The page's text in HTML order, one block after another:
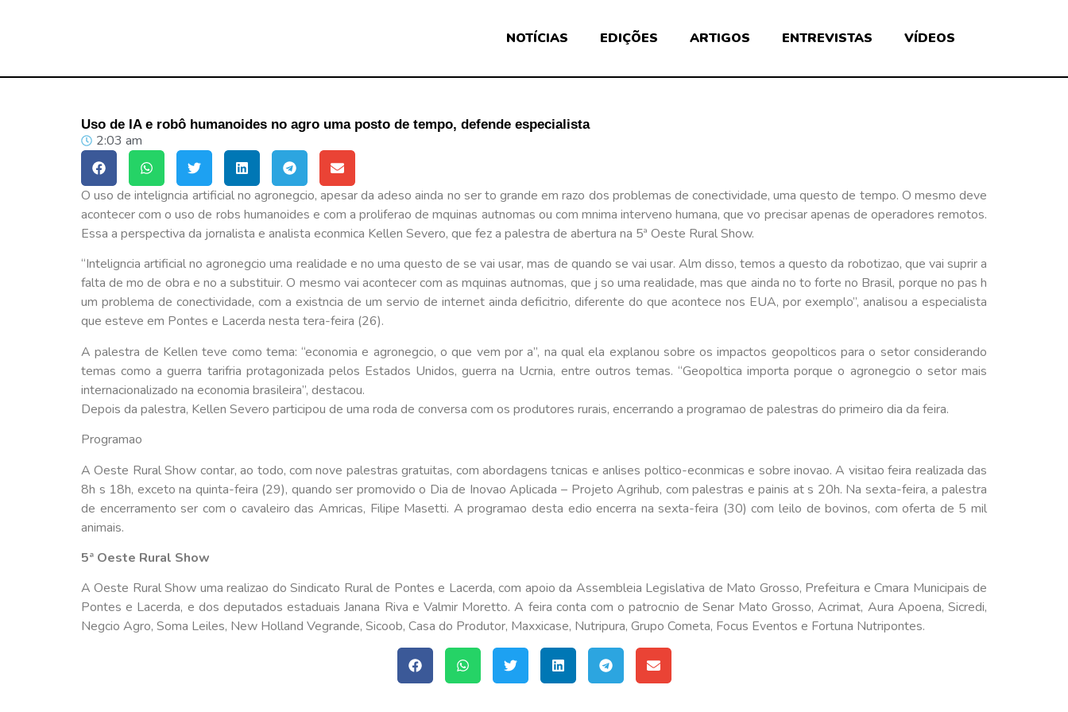
NOTÍCIAS EDIÇÕES ARTIGOS ENTREVISTAS VÍDEOS
Uso de IA e robô humanoides no agro uma posto de tempo, defende especialista
2:03 am
O uso de inteligncia artificial no agronegcio, apesar da adeso ainda no ser to grande em razo dos problemas de conectividade, uma questo de tempo. O mesmo deve
acontecer com o uso de robs humanoides e com a proliferao de mquinas autnomas ou com mnima interveno humana, que vo precisar apenas de operadores remotos.
Essa a perspectiva da jornalista e analista econmica Kellen Severo, que fez a palestra de abertura na 5ª Oeste Rural Show.
“Inteligncia artificial no agronegcio uma realidade e no uma questo de se vai usar, mas de quando se vai usar. Alm disso, temos a questo da robotizao, que vai suprir a
falta de mo de obra e no a substituir. O mesmo vai acontecer com as mquinas autnomas, que j so uma realidade, mas que ainda no to forte no Brasil, porque no pas h
um problema de conectividade, com a existncia de um servio de internet ainda deficitrio, diferente do que acontece nos EUA, por exemplo”, analisou a especialista
que esteve em Pontes e Lacerda nesta tera-feira (26).
A palestra de Kellen teve como tema: “economia e agronegcio, o que vem por a”, na qual ela explanou sobre os impactos geopolticos para o setor considerando
temas como a guerra tarifria protagonizada pelos Estados Unidos, guerra na Ucrnia, entre outros temas. “Geopoltica importa porque o agronegcio o setor mais
internacionalizado na economia brasileira”, destacou.
Depois da palestra, Kellen Severo participou de uma roda de conversa com os produtores rurais, encerrando a programao de palestras do primeiro dia da feira.
Programao
A Oeste Rural Show contar, ao todo, com nove palestras gratuitas, com abordagens tcnicas e anlises poltico-econmicas e sobre inovao. A visitao feira realizada das
8h s 18h, exceto na quinta-feira (29), quando ser promovido o Dia de Inovao Aplicada – Projeto Agrihub, com palestras e painis at s 20h. Na sexta-feira, a palestra
de encerramento ser com o cavaleiro das Amricas, Filipe Masetti. A programao desta edio encerra na sexta-feira (30) com leilo de bovinos, com oferta de 5 mil
animais.
5ª Oeste Rural Show
A Oeste Rural Show uma realizao do Sindicato Rural de Pontes e Lacerda, com apoio da Assembleia Legislativa de Mato Grosso, Prefeitura e Cmara Municipais de
Pontes e Lacerda, e dos deputados estaduais Janana Riva e Valmir Moretto. A feira conta com o patrocnio de Senar Mato Grosso, Acrimat, Aura Apoena, Sicredi,
Negcio Agro, Soma Leiles, New Holland Vegrande, Sicoob, Casa do Produtor, Maxxicase, Nutripura, Grupo Cometa, Focus Eventos e Fortuna Nutripontes.